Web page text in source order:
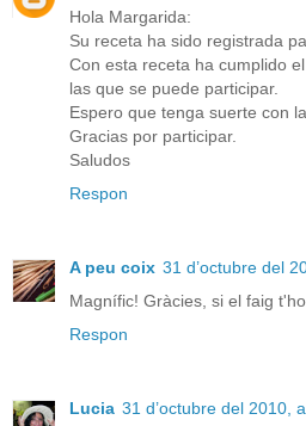
Hola Margarida:
Su receta ha sido registrada
Con esta receta ha cumplido
las que se puede participar.
Espero que tenga suerte con
Gracias por participar.
Saludos
Respon
A peu coix 31 d’octubre del
Magnífic! Gràcies, si el faig
Respon
Lucia 31 d’octubre del 2010,